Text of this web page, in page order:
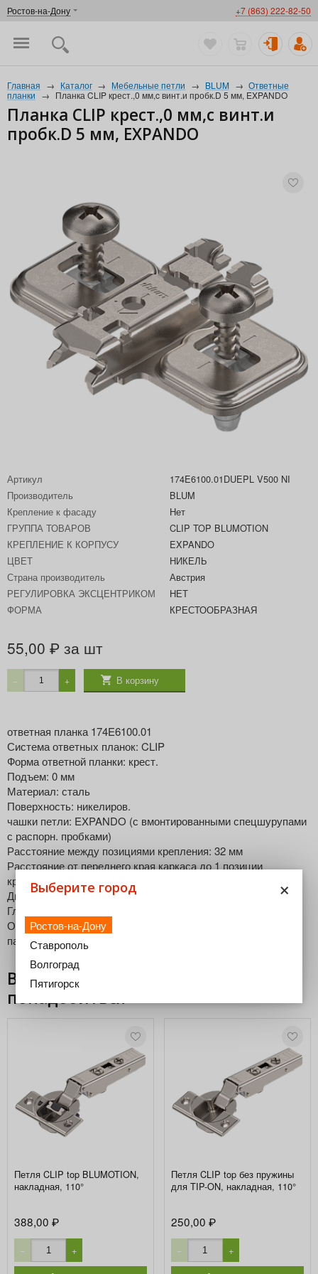
Ростов-на-Дону +7 (863) 222-82-50
Главная → Каталог → Мебельные петли → BLUM → Ответные
планки → Планка CLIP крест.,0 мм,c винт.и пробк.D 5 мм, EXPANDO
Планка CLIP крест.,0 мм,c винт.и
пробк.D 5 мм, EXPANDO
Артикул
174E6100.01DUEPL V500 NI
Производитель
BLUM
Крепление к фасаду
Нет
ГРУППА ТОВАРОВ
CLIP TOP BLUMOTION
КРЕПЛЕНИЕ К КОРПУСУ
EXPANDO
ЦВЕТ
НИКЕЛЬ
Страна производитель
Австрия
РЕГУЛИРОВКА ЭКСЦЕНТРИКОМ
НЕТ
ФОРМА
КРЕСТООБРАЗНАЯ
55,00 ₽ за шт
− + В корзину
ответная планка 174E6100.01
Система ответных планок: CLIP
Форма ответной планки: крест.
Подъем: 0 мм
Материал: сталь
Поверхность: никелиров.
чашки петли: EXPANDO (с вмонтированными спецшурупами
с распорн. пробками)
Расстояние между позициями крепления: 32 мм
Расстояние от переднего края каркаса до 1 позиции
крепления: 37 мм
Диаметр крепежных отверстий: 5 мм
Глубина сверления крепежных отверстий: 11.5 мм
Ответные планки с регулировкой по высоте: С продольным
пазом
Возможно, вам может
понадобиться
Петля CLIP top BLUMOTION,
накладная, 110°
388,00₽
− +
Петля CLIP top без пружины
для TIP-ON, накладная, 110°
250,00 ₽
− +
×
Выберите город
Ростов-на-Дону
Ставрополь
Волгоград
Пятигорск